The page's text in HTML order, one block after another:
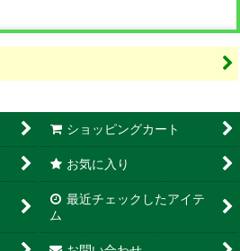
ショッピングカート
お気に入り
最近チェックしたアイテ
ム